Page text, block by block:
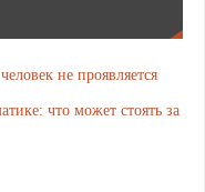
не проявляется
что может стоять за